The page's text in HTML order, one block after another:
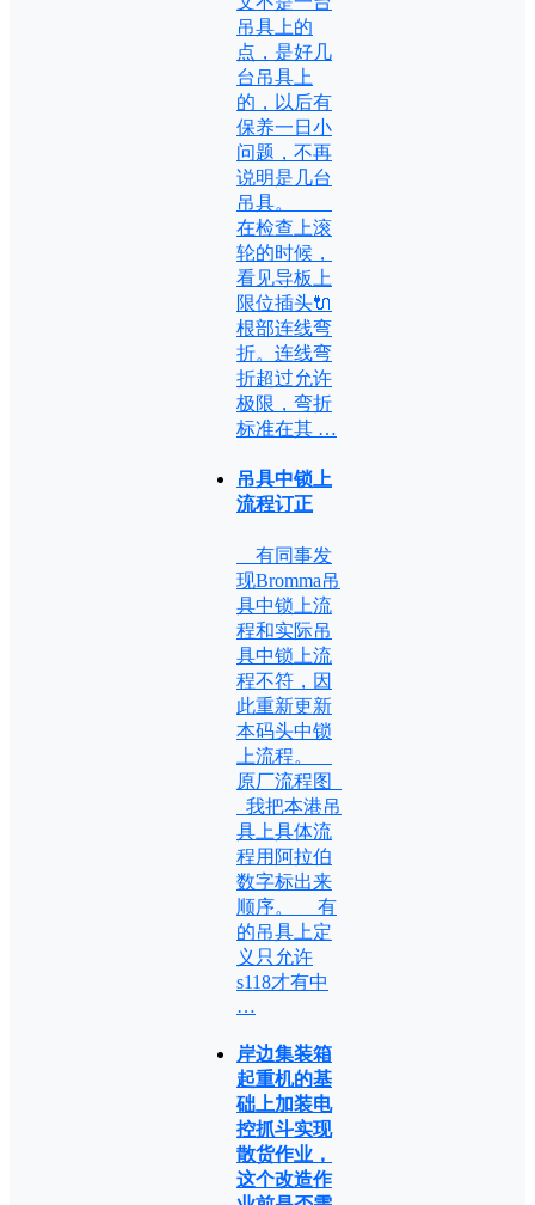
吊具上的
点，是好几
台吊具上
的，以后有
保养一日小
问题，不再
说明是几台
吊具。
在检查上滚
轮的时候，
看见导板上
限位插头🔌
根部连线弯
折。连线弯
折超过允许
极限，弯折
标准在其 …
吊具中锁上
流程订正
有同事发
现Bromma吊
具中锁上流
程和实际吊
具中锁上流
程不符，因
此重新更新
本码头中锁
上流程。
原厂流程图
我把本港吊
具上具体流
程用阿拉伯
数字标出来
顺序。 有
的吊具上定
义只允许
s118才有中
…
岸边集装箱
起重机的基
础上加装电
控抓斗实现
散货作业，
这个改造作